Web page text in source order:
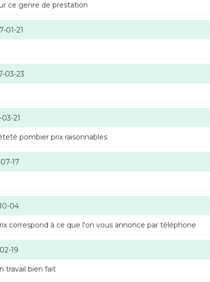
ce genre de prestation
01-21
03-23
21
pombier prix raisonnables
17
04
correspond à ce que l'on vous annonce par téléphone
19
travail bien fait